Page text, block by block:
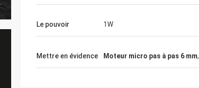
la taille est tout à fait bonne.
Le pouvoir 1W
Mettre en évidence Moteur micro pas à pas 6 mm,